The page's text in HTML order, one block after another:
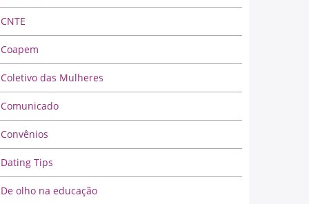
CNTE
Coapem
Coletivo das Mulheres
Comunicado
Convênios
Dating Tips
De olho na educação